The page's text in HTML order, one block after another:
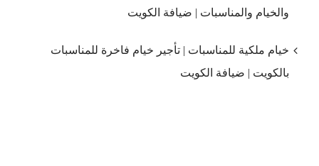
والخيام والمناسبات | ضيافة الكويت
خيام ملكية للمناسبات | تأجير خيام فاخرة للمناسبات
بالكويت | ضيافة الكويت